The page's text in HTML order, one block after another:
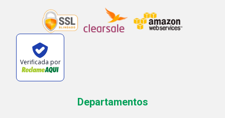
Verificada por
Departamentos